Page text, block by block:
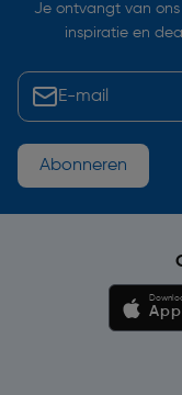
Je ontvangt van
inspiratie en
Abonneren